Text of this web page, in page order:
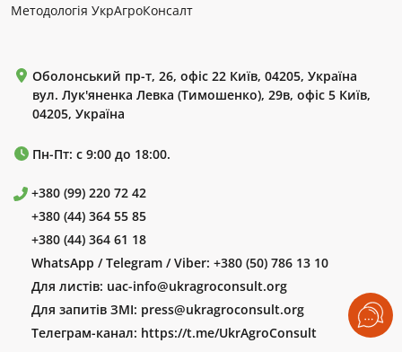
Методологія УкрАгроКонсалт
Оболонський пр-т, 26, офіс 22 Київ, 04205, Україна
вул. Лук'яненка Левка (Тимошенко), 29в, офіс 5 Київ,
04205, Україна
Пн-Пт: с 9:00 до 18:00.
+380 (99) 220 72 42
+380 (44) 364 55 85
+380 (44) 364 61 18
WhatsApp / Telegram / Viber: +380 (50) 786 13 10
Для листів: uac-info@ukragroconsult.org
Для запитів ЗМІ: press@ukragroconsult.org
Телеграм-канал: https://t.me/UkrAgroConsult